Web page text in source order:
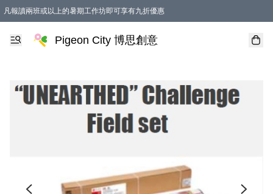
凡報讀兩班或以上的暑期工作坊即可享有九折優惠
Pigeon City 博思創意